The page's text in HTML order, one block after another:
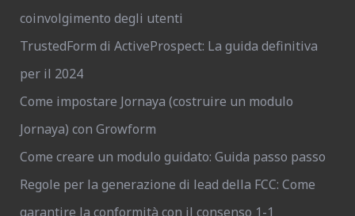
coinvolgimento degli utenti
TrustedForm di ActiveProspect: La guida definitiva
per il 2024
Come impostare Jornaya (costruire un modulo
Jornaya) con Growform
Come creare un modulo guidato: Guida passo passo
Regole per la generazione di lead della FCC: Come
garantire la conformità con il consenso 1-1